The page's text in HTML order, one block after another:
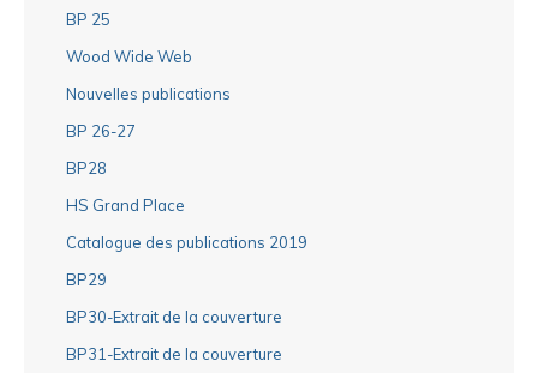
BP 25
Wood Wide Web
Nouvelles publications
BP 26-27
BP28
HS Grand Place
Catalogue des publications 2019
BP29
BP30-Extrait de la couverture
BP31-Extrait de la couverture